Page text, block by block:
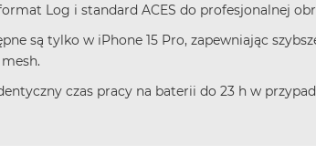
Log i standard ACES do profesjonalnej
są tylko w iPhone 15 Pro, zapewniając
czas pracy na baterii do 23 h w